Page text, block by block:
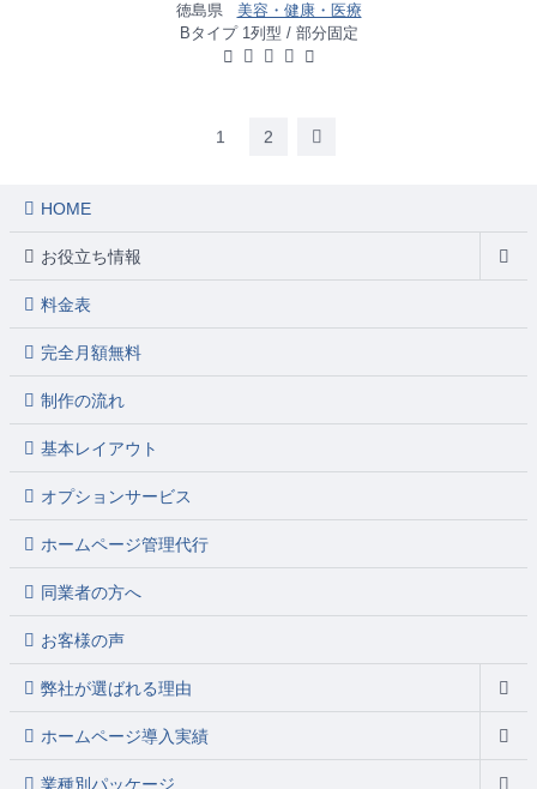
徳島県
美容・健康・医療
Bタイプ 1列型 / 部分固定
1 2
HOME
お役立ち情報
料金表
完全月額無料
制作の流れ
基本レイアウト
オプションサービス
ホームページ管理代行
同業者の方へ
お客様の声
弊社が選ばれる理由
ホームページ導入実績
業種別パッケージ